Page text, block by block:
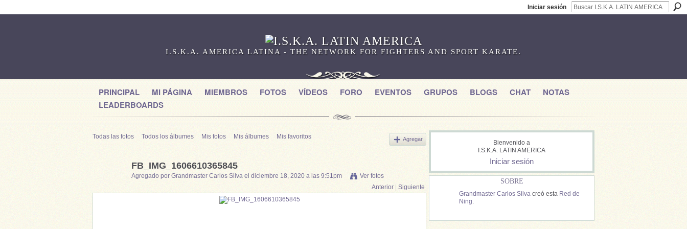
Iniciar sesión
I.S.K.A. AMERICA LATINA - THE NETWORK FOR FIGHTERS AND SPORT KARATE.
PRINCIPAL MI PÁGINA MIEMBROS FOTOS VÍDEOS FORO EVENTOS GRUPOS BLOGS CHAT
NOTAS
LEADERBOARDS
Todas las fotos Todos los álbumes Mis fotos Mis álbumes Mis favoritos Agregar
FB_IMG_1606610365845
Agregado por Grandmaster Carlos Silva el diciembre 18, 2020 a las 9:51pm
Ver fotos
Anterior
Siguiente
Bienvenido a
I.S.K.A. LATIN AMERICA
Iniciar sesión
SOBRE
Grandmaster Carlos Silva creó esta Red de
Ning.